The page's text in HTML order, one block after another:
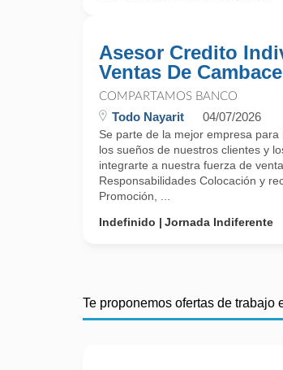
Asesor Credito
Ventas De
COMPARTAMOS BANCO
Todo Nayarit 04/07/2026
Se parte de la mejor empresa
los sueños de nuestros clientes y
integrarte a nuestra fuerza de
Responsabilidades Colocación y
Promoción, ...
Indefinido
Jornada Indiferente
Te proponemos ofertas de trabajo